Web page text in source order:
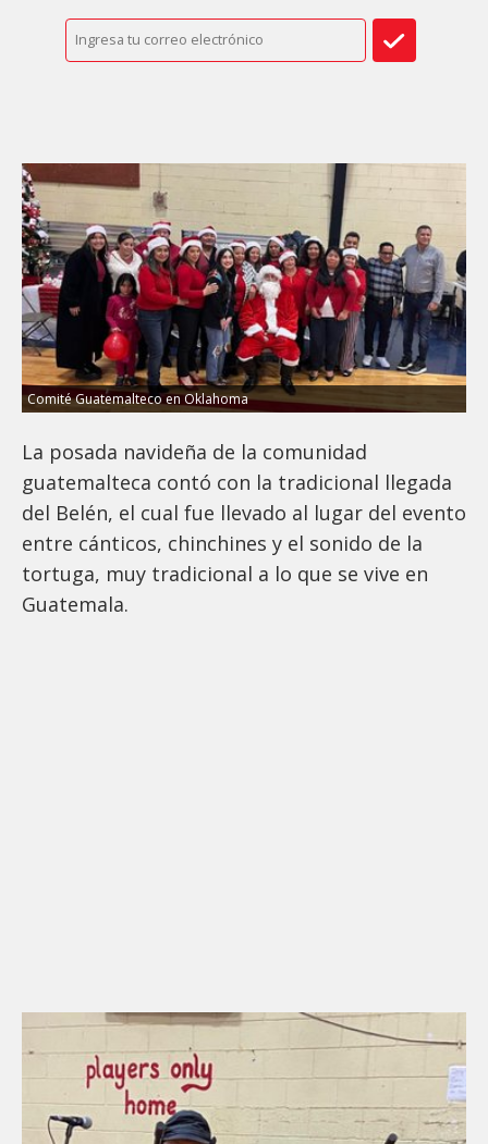
Comité Guatemalteco en Oklahoma
La posada navideña de la comunidad
guatemalteca contó con la tradicional llegada
del Belén, el cual fue llevado al lugar del evento
entre cánticos, chinchines y el sonido de la
tortuga, muy tradicional a lo que se vive en
Guatemala.